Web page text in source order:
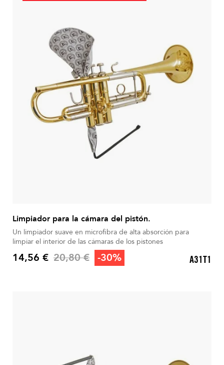
Limpiador para la cámara del pistón.
Un limpiador suave en microfibra de alta absorción para
limpiar el interior de las cámaras de los pistones
Precio
14,56 € Precio base
20,80 € -30% A31T1